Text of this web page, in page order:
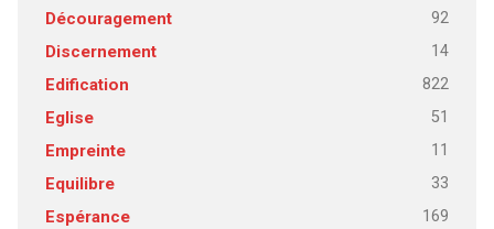
Découragement 92
Discernement 14
Edification 822
Eglise 51
Empreinte 11
Equilibre 33
Espérance 169